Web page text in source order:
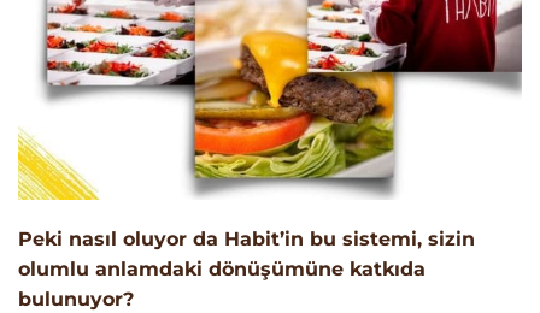
Peki nasıl oluyor da Habit’in bu sistemi, sizin
olumlu anlamdaki dönüşümüne katkıda
bulunuyor?